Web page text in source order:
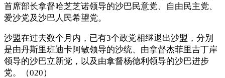
首席部长拿督哈芝芝诺领导的沙巴民意党、自由民主党、
爱沙党及沙巴人民希望党。
沙盟在过去数个月内，已有3个政党相继退出沙盟，分别
是由丹斯里班迪卡阿敏领导的沙统、由拿督杰菲里吉丁岸
领导的沙巴立新党，以及由拿督杨德利领导的沙巴进步
党。（020）